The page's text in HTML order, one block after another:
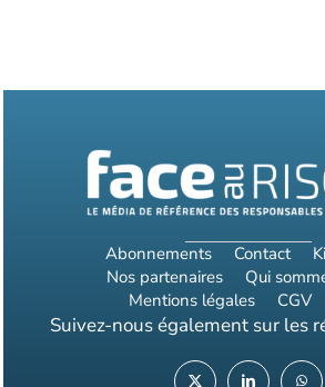
Abonnements Contact
Nos partenaires
Qui
Mentions légales
CGV
Suivez-nous également sur les